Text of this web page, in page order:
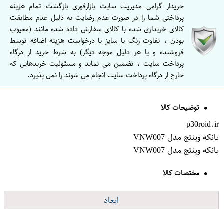
خریدار گرامی مدیریت سایت بازارفوری بازگشت تمام هزینه
پرداختی شما را در صورت عدم رضایت به دلیل عدم مطابقت
کالای خریداری شده با کالای سفارش داده شده مانند (معیوب
بودن ، تفاوت رنگ یا سایز یا درخواست هزینه اضافه توسط
فروشنده و یا هر دلیل موجه دیگر) به شرط خرید از درگاه
پرداخت سایت ، تضمین می نماید و مسئولیت خریدهایی که
خارج از درگاه پرداخت سایت انجام می شوند را نمی پذیرد.
توضیحات کالا
p30roid.ir
بانکه وینتج مدل VNW007
بانکه وینتج مدل VNW007
مختصات کالا
ابعاد